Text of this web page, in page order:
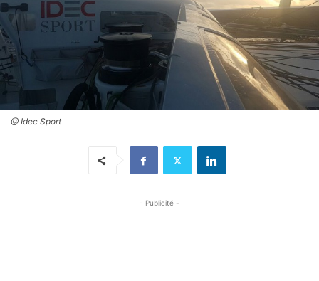
@ Idec Sport
- Publicité -